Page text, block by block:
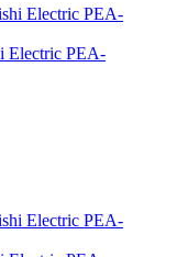
Electric PEA-